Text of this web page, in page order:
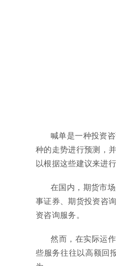
喊单是一种投资
种的走势进行预测，
以根据这些建议来进
在国内，期货市
事证券、期货投资咨
资咨询服务。
然而，在实际运
些服务往往以高额回